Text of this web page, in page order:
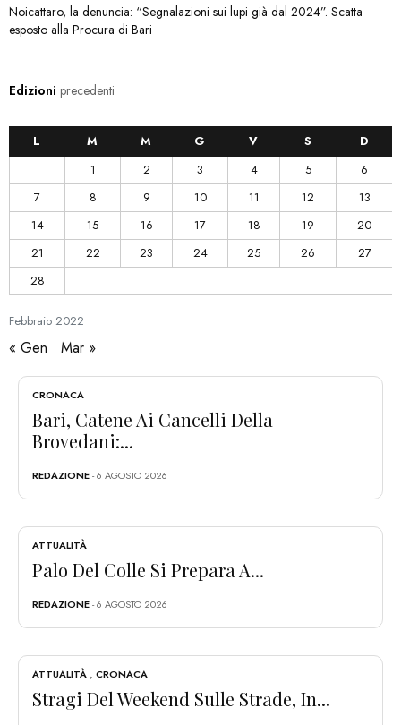
Noicattaro, la denuncia: “Segnalazioni sui lupi già dal 2024”. Scatta
esposto alla Procura di Bari
Edizioni precedenti
Febbraio 2022
L M M G V S
D
1
2 3 4 5
6
7
8 9 10 11 12
13
14
15 16 17 18 19
20
21
22 23 24 25 26
27
28
« Gen Mar »
CRONACA
Bari, Catene Ai Cancelli Della
Brovedani:...
REDAZIONE- 6 AGOSTO 2026
ATTUALITÀ
Palo Del Colle Si Prepara A...
REDAZIONE- 6 AGOSTO 2026
ATTUALITÀ , CRONACA
Stragi Del Weekend Sulle Strade, In...